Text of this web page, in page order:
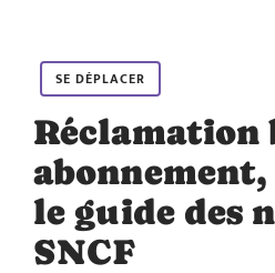
SE DÉPLACER
abonnement,
le guide des
SNCF